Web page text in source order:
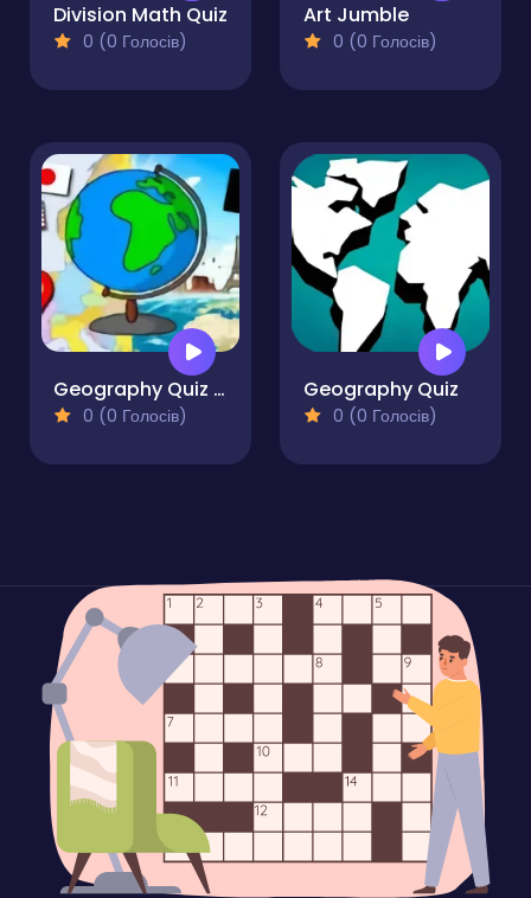
Division Math Quiz
0 (0 Голосів)
Art Jumble
0 (0 Голосів)
Geography Quiz - Countries Flag Capitals
0 (0 Голосів)
Geography Quiz
0 (0 Голосів)